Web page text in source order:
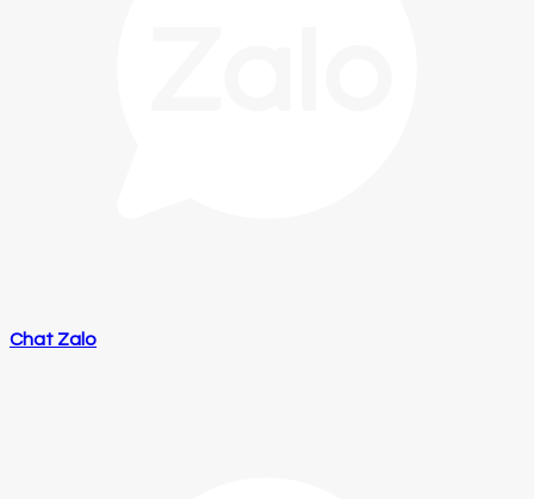
Chat Zalo